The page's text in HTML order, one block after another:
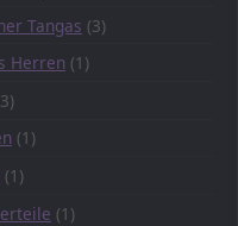
Tangas (3)
Herren (1)
(1)
(1)
(1)